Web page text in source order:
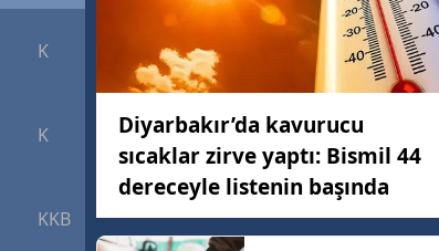
K 4.59 km/h
K 6.34 km/h
KKB 3.69 km/h
Diyarbakır’da kavurucu
sıcaklar zirve yaptı: Bismil 44
dereceyle listenin başında